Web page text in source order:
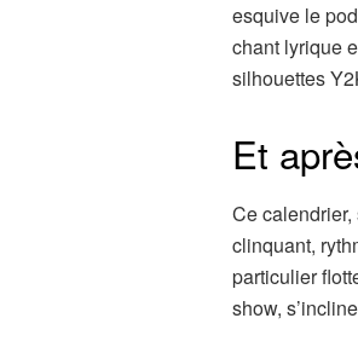
esquive le
chant lyrique
silhouettes
Et
Ce
clinquant,
particulier
show,